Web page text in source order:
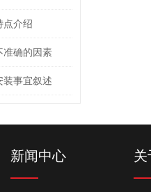
点介绍
准确的因素
装事宜叙述
新闻中心 关